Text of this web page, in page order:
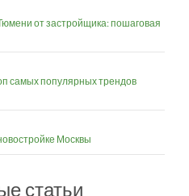
от застройщика: пошаговая
самых популярных трендов
Москвы
статьи